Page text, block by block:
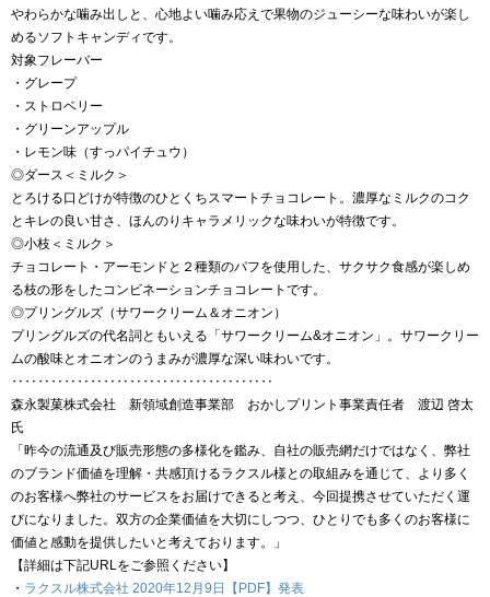
やわらかな噛み出しと、心地よい噛み応えで果物のジューシーな味わいが楽し
めるソフトキャンディです。
対象フレーバー
・グレープ
・ストロベリー
・グリーンアップル
・レモン味（すっパイチュウ）
◎ダース＜ミルク＞
とろける口どけが特徴のひとくちスマートチョコレート。濃厚なミルクのコク
とキレの良い甘さ、ほんのりキャラメリックな味わいが特徴です。
◎小枝＜ミルク＞
チョコレート・アーモンドと２種類のパフを使用した、サクサク食感が楽しめ
る枝の形をしたコンビネーションチョコレートです。
◎プリングルズ（サワークリーム＆オニオン）
プリングルズの代名詞ともいえる「サワークリーム&オニオン」。サワークリー
ムの酸味とオニオンのうまみが濃厚な深い味わいです。
‥‥‥‥‥‥‥‥‥‥‥‥‥‥‥‥‥‥‥‥
森永製菓株式会社 新領域創造事業部 おかしプリント事業責任者 渡辺 啓太
氏
「昨今の流通及び販売形態の多様化を鑑み、自社の販売網だけではなく、弊社
のブランド価値を理解・共感頂けるラクスル様との取組みを通じて、より多く
のお客様へ弊社のサービスをお届けできると考え、今回提携させていただく運
びになりました。双方の企業価値を大切にしつつ、ひとりでも多くのお客様に
価値と感動を提供したいと考えております。」
【詳細は下記URLをご参照ください】
・ ラクスル株式会社 2020年12月9日【PDF】発表